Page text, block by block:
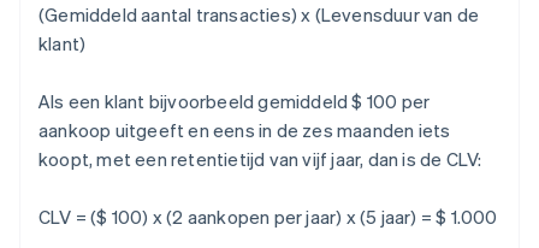
(Gemiddeld aantal transacties) x (Levensduur van de
klant)
Als een klant bijvoorbeeld gemiddeld $ 100 per
aankoop uitgeeft en eens in de zes maanden iets
koopt, met een retentietijd van vijf jaar, dan is de CLV:
CLV = ($ 100) x (2 aankopen per jaar) x (5 jaar) = $ 1.000